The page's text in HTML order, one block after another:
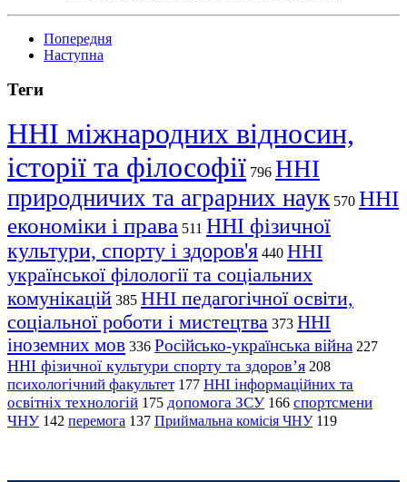
Попередня
Наступна
Теги
ННІ міжнародних відносин,
історії та філософії 796 ННІ
природничих та аграрних наук 570 ННІ
економіки і права 511 ННІ фізичної
культури, спорту і здоров'я 440 ННІ
української філології та соціальних
комунікацій 385 ННІ педагогічної освіти,
соціальної роботи і мистецтва 373 ННІ
іноземних мов 336 Російсько-українська війна 227
ННІ фізичної культури спорту та здоров’я 208
психологічний факультет 177 ННІ інформаційних та
освітніх технологій 175 допомога ЗСУ 166 спортсмени
ЧНУ 142 перемога 137 Приймальна комісія ЧНУ 119